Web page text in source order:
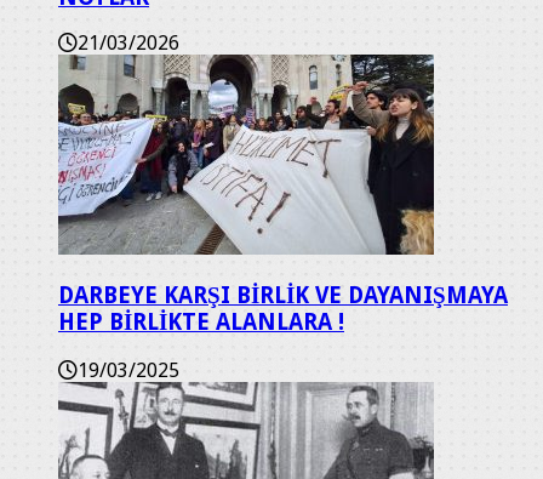
21/03/2026
DARBEYE KARŞI BİRLİK VE DAYANIŞMAYA
HEP BİRLİKTE ALANLARA !
19/03/2025